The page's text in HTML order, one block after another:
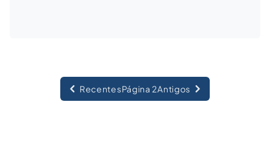
RecentesPágina 2Antigos